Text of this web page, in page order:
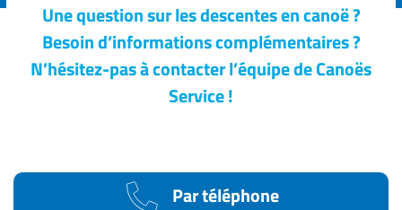
Une question sur les descentes en canoë ?
Besoin d’informations complémentaires ?
N’hésitez-pas à contacter l’équipe de Canoës
Service !
Par téléphone